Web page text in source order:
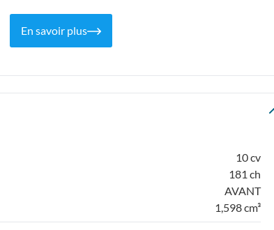
En savoir plus
10 cv
181 ch
AVANT
1,598 cm³